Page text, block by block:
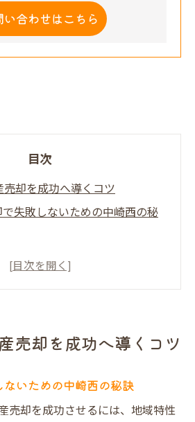
い合わせはこちら
目次
却を成功へ導くコツ
失敗しないための中崎西の秘
宅が不動産売却で選ばれる理由
ア不動産売却で高値を実現する
口コミや評判を事前に確認す
売却を成功へ導くコツ
いための中崎西の秘訣
売却を成功させるには、地域特性